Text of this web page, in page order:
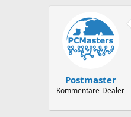
e
l
a
m
Postmaster
Kommentare-Dealer